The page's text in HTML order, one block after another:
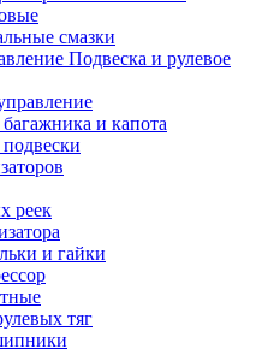
смазки
Подвеска и рулевое
и капота
реек
и гайки
тяг